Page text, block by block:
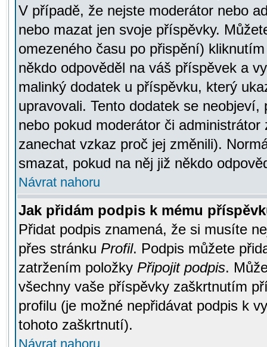
V případě, že nejste moderátor nebo
nebo mazat jen svoje příspěvky.
omezeného času po přispění)
někdo odpověděl na váš příspěvek a
malinký dodatek u příspěvku, který
upravovali. Tento dodatek se
nebo pokud moderátor či
zanechat vzkaz proč jej změnili).
smazat, pokud na něj již někdo
Návrat nahoru
Jak přidám podpis k mému
Přidat podpis znamená, že si musíte
přes stránku Profil. Podpis můžete
zatržením položky Připojit podpis.
všechny vaše příspěvky zaškrtnutím
profilu (je možné nepřidávat podpis k
tohoto zaškrtnutí).
Návrat nahoru